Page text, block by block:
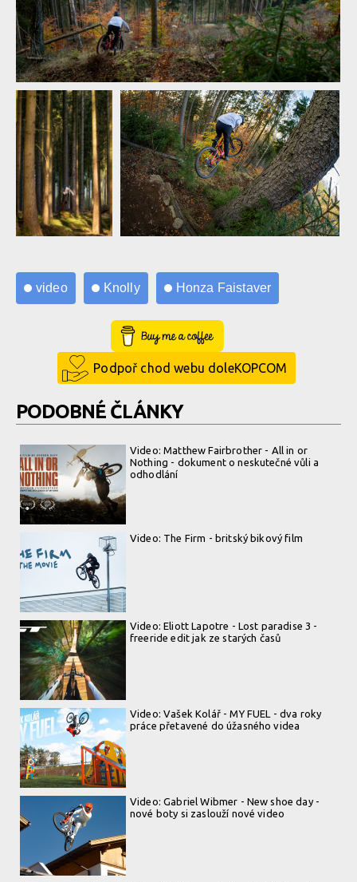
Honza Faistaver Slidin
Honza Faistaver Slidin
Honza Faistaver Slidin
video Knolly Honza Faistaver
Buy Me a Coffee
Podpoř chod webu doleKOPCOM
PODOBNÉ ČLÁNKY
Video: Matthew Fairbrother - All in or
Nothing - dokument o neskutečné vůli a
odhodlání
Video: The Firm - britský bikový film
Video: Eliott Lapotre - Lost paradise 3 -
freeride edit jak ze starých časů
Video: Vašek Kolář - MY FUEL - dva roky
práce přetavené do úžasného videa
Video: Gabriel Wibmer - New shoe day -
nové boty si zaslouží nové video